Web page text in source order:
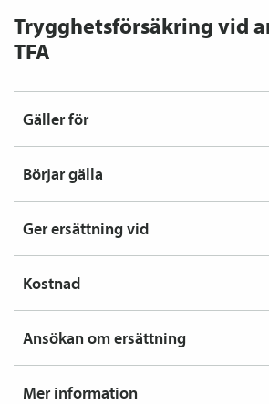
Trygghets­försäkring vid
TFA
Gäller för
Börjar gälla
Ger ersättning vid
Kostnad
Ansökan om ersättning
Mer information